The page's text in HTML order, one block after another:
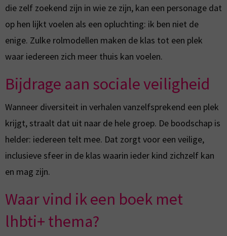
die zelf zoekend zijn in wie ze zijn, kan een personage dat
op hen lijkt voelen als een opluchting: ik ben niet de
enige. Zulke rolmodellen maken de klas tot een plek
waar iedereen zich meer thuis kan voelen.
Bijdrage aan sociale veiligheid
Wanneer diversiteit in verhalen vanzelfsprekend een plek
krijgt, straalt dat uit naar de hele groep. De boodschap is
helder: iedereen telt mee. Dat zorgt voor een veilige,
inclusieve sfeer in de klas waarin ieder kind zichzelf kan
en mag zijn.
Waar vind ik een boek met
lhbti+ thema?